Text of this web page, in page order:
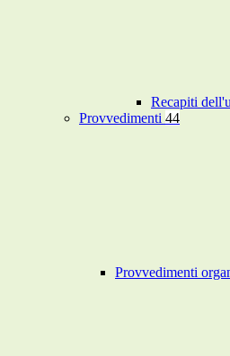
Recapiti
Provvedimenti 44
Provvedimenti